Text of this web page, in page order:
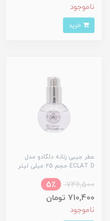
ناموجود
عطر جیبی زنانه دلگادو مدل
ECLAT D حجم 25 میلی لیتر
746,500
5٪
710,400 تومان
ناموجود